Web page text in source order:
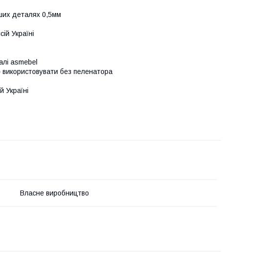
деталях 0,5мм
Україні
asmebel
без пеленатора
Україні
Власне виробництво